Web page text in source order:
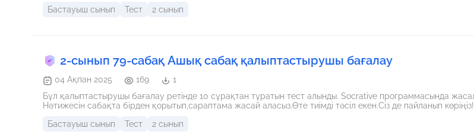
Бастауыш сынып
Тест 2 сынып
2-сынып 79-сабақ Ашық сабақ қалыптастырушы бағалау
04 Ақпан 2025 169
1
Бұл қалыптастырушы бағалау ретінде 10 сұрақтан тұратын тест алынды. Socrative программасында жасалды.
Нәтижесін сабақта бірден қорытып,сараптама жасай аласыз.Өте тиімді тәсіл екен.Сіз де пайланып көріңіз!
Бастауыш сынып
Тест 2 сынып